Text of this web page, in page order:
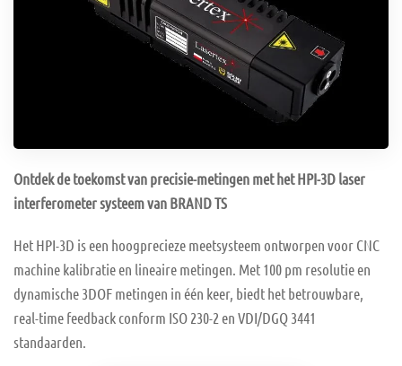
Ontdek de toekomst van precisie-metingen met het HPI-3D laser
interferometer systeem van BRAND TS
Het HPI-3D is een hoogprecieze meetsysteem ontworpen voor CNC
machine kalibratie en lineaire metingen. Met 100 pm resolutie en
dynamische 3DOF metingen in één keer, biedt het betrouwbare,
real-time feedback conform ISO 230-2 en VDI/DGQ 3441
standaarden.